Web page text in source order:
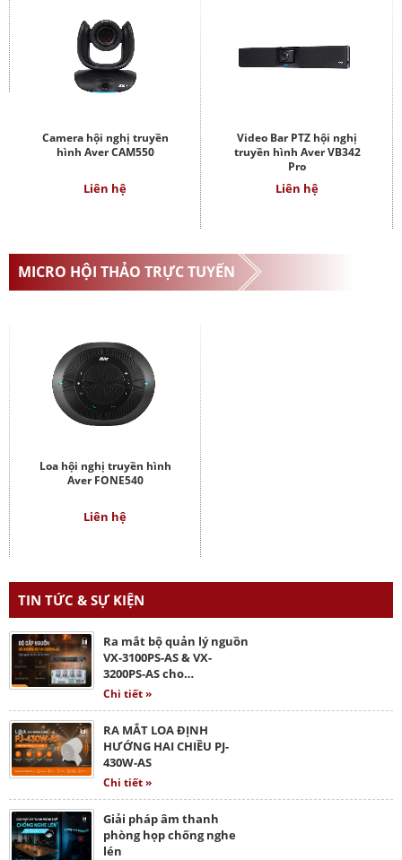
Camera hội nghị truyền
hình Aver CAM550
Liên hệ
Video Bar PTZ hội nghị
truyền hình Aver VB342
Pro
Liên hệ
MICRO HỘI THẢO TRỰC TUYẾN
Loa hội nghị truyền hình
Aver FONE540
Liên hệ
TIN TỨC & SỰ KIỆN
Ra mắt bộ quản lý nguồn
VX-3100PS-AS & VX-
3200PS-AS cho…
Chi tiết »
RA MẮT LOA ĐỊNH
HƯỚNG HAI CHIỀU PJ-
430W-AS
Chi tiết »
Giải pháp âm thanh
phòng họp chống nghe
lén